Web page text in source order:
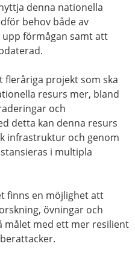
denna nationella
behov både av
förmågan samt att
fleråriga projekt som ska
resurs mer, bland
och
detta kan denna resurs
infrastruktur och genom
i multipla
finns en möjlighet att
övningar och
med ett mer resilient